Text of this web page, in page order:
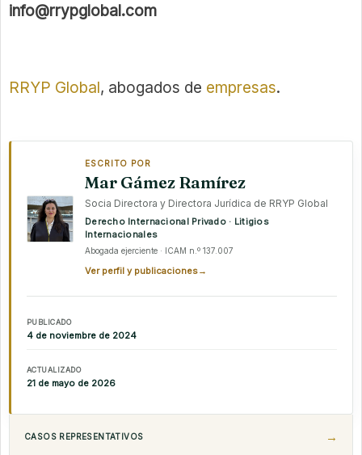
info@rrypglobal.com
RRYP Global, abogados de empresas.
ESCRITO POR
Mar Gámez Ramírez
Socia Directora y Directora Jurídica de RRYP Global
Derecho Internacional Privado · Litigios
Internacionales
Abogada ejerciente · ICAM n.º 137.007
Ver perfil y publicaciones→
PUBLICADO
4 de noviembre de 2024
ACTUALIZADO
21 de mayo de 2026
CASOS REPRESENTATIVOS